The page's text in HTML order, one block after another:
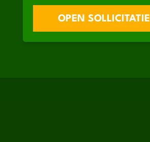
OPEN SOLLICITATIE